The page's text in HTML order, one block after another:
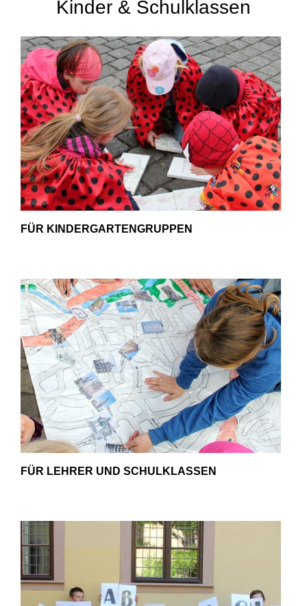
- Gutschein
- Geschenksets
- Bücher
Über StattReisen
- Philosophie
Kontakt
- Kontakt
- Häufige Fragen
- Feedback
Tel. 0345 13530800
Kinder & Schulklassen
FÜR KINDERGARTENGRUPPEN
FÜR LEHRER UND SCHULKLASSEN